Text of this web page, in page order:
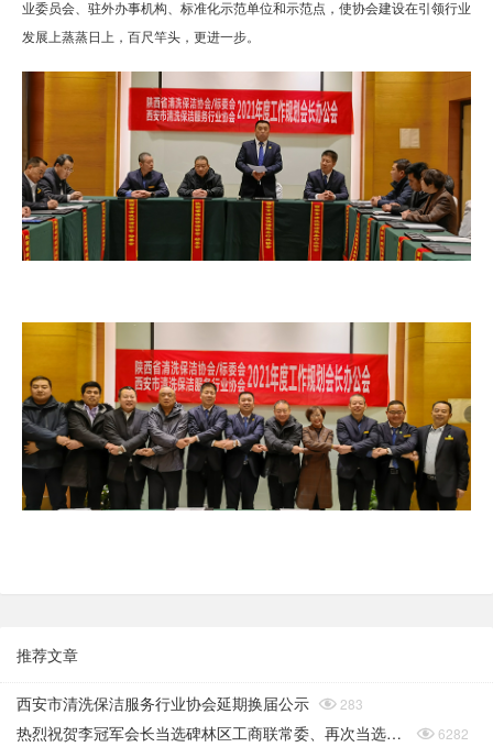
业委员会、驻外办事机构、标准化示范单位和示范点，使协会建设在引领行业
发展上蒸蒸日上，百尺竿头，更进一步。
推荐文章
西安市清洗保洁服务行业协会延期换届公示  283
热烈祝贺李冠军会长当选碑林区工商联常委、再次当选碑林区工商联（总商会）副会长  6282